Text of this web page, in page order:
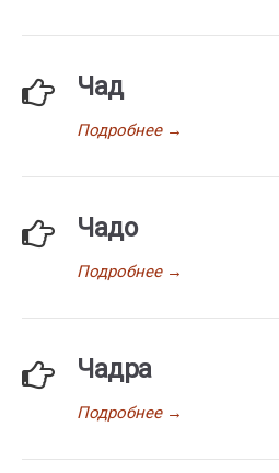
Чад
Подробнее→
Чадо
Подробнее→
Чадра
Подробнее→